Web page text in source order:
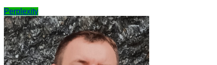
Perplexity